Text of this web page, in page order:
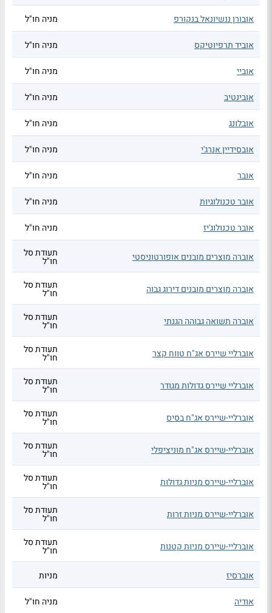
אובורן ננשיונאל בנקורפ מניה חו"ל
אוביד תרפיוטיקס מניה חו"ל
אוביי מניה חו"ל
אובינטיב מניה חו"ל
אובלונג מניה חו"ל
אובסידיין אנרג'י מניה חו"ל
אובר מניה חו"ל
אובר טכנולוגיות מניה חו"ל
אובר טכנולוג'יז מניה חו"ל
אוברה מוצרים מובנים אופורטוניסטי תעודת סל
חו"ל
אוברה מוצרים מובנים דירוג גבוה תעודת סל
חו"ל
אוברה תשואה גבוהה הגנתי תעודת סל
חו"ל
אוברליי שיירס אג"ח טווח קצר תעודת סל
חו"ל
אוברליי שיירס גדולות מגודר תעודת סל
חו"ל
אוברליי-שיירס אג"ח בסיס תעודת סל
חו"ל
אוברליי-שיירס אג"ח מוניציפלי תעודת סל
חו"ל
אוברליי-שיירס מניות גדולות תעודת סל
חו"ל
אוברליי-שיירס מניות זרות תעודת סל
חו"ל
אוברליי-שיירס מניות קטנות תעודת סל
חו"ל
אוברסיז
מניות
אודיה מניה חו"ל